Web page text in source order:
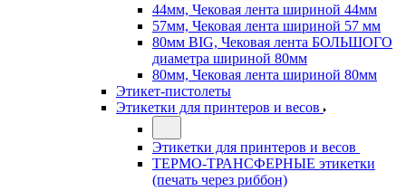
44мм, Чековая лента шириной 44мм
57мм, Чековая лента шириной 57 мм
80мм BIG, Чековая лента БОЛЬШОГО
диаметра шириной 80мм
80мм, Чековая лента шириной 80мм
Этикет-пистолеты
Этикетки для принтеров и весов
Этикетки для принтеров и весов
ТЕРМО-ТРАНСФЕРНЫЕ этикетки
(печать через риббон)